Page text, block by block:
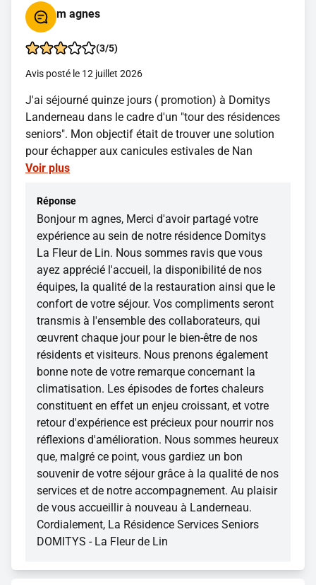
m agnes
(3/5)
Avis posté le 12 juillet 2026
J'ai séjourné quinze jours ( promotion) à Domitys
Landerneau dans le cadre d'un "tour des résidences
seniors". Mon objectif était de trouver une solution
pour échapper aux canicules estivales de Nan
Voir plus
Réponse
Bonjour m agnes, Merci d'avoir partagé votre
expérience au sein de notre résidence Domitys
La Fleur de Lin. Nous sommes ravis que vous
ayez apprécié l'accueil, la disponibilité de nos
équipes, la qualité de la restauration ainsi que le
confort de votre séjour. Vos compliments seront
transmis à l'ensemble des collaborateurs, qui
œuvrent chaque jour pour le bien-être de nos
résidents et visiteurs. Nous prenons également
bonne note de votre remarque concernant la
climatisation. Les épisodes de fortes chaleurs
constituent en effet un enjeu croissant, et votre
retour d'expérience est précieux pour nourrir nos
réflexions d'amélioration. Nous sommes heureux
que, malgré ce point, vous gardiez un bon
souvenir de votre séjour grâce à la qualité de nos
services et de notre accompagnement. Au plaisir
de vous accueillir à nouveau à Landerneau.
Cordialement, La Résidence Services Seniors
DOMITYS - La Fleur de Lin